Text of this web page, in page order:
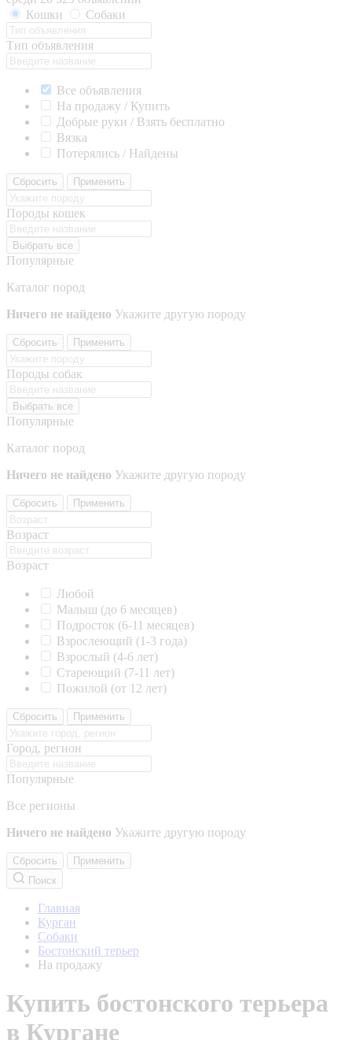
Кошки
Собаки
Тип объявления
Все объявления
На продажу / Купить
Добрые руки / Взять бесплатно
Вязка
Потерялись / Найдены
Сбросить Применить
Породы кошек
Выбрать все
Популярные
Каталог пород
Ничего не найдено Укажите другую породу
Сбросить Применить
Породы собак
Выбрать все
Популярные
Каталог пород
Ничего не найдено Укажите другую породу
Сбросить Применить
Возраст
Возраст
Любой
Малыш (до 6 месяцев)
Подросток (6-11 месяцев)
Взрослеющий (1-3 года)
Взрослый (4-6 лет)
Стареющий (7-11 лет)
Пожилой (от 12 лет)
Сбросить Применить
Город, регион
Популярные
Все регионы
Ничего не найдено Укажите другую породу
Сбросить
Применить
Поиск
Главная
Курган
Собаки
Бостонский терьер
На продажу
Купить бостонского терьера
в Кургане